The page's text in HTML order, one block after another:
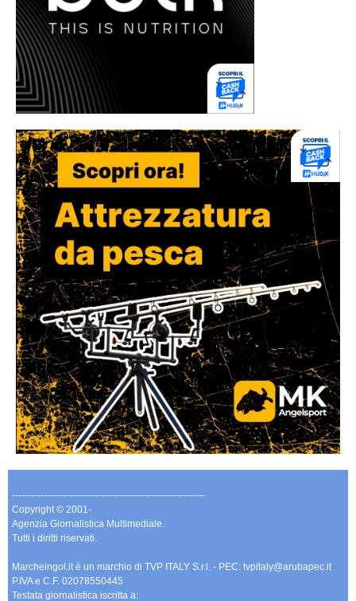
-------------------------------------------------------------
Copyright © 2001-
Agenzia Giornalistica Multimediale.
Tutti i diritti riservati.
Marcheingol.it è un marchio di TVP ITALY S.r.l. - PEC: tvpitaly@arubapec.it
P.IVA e C.F. 02078550445
Testata giornalistica iscritta a: